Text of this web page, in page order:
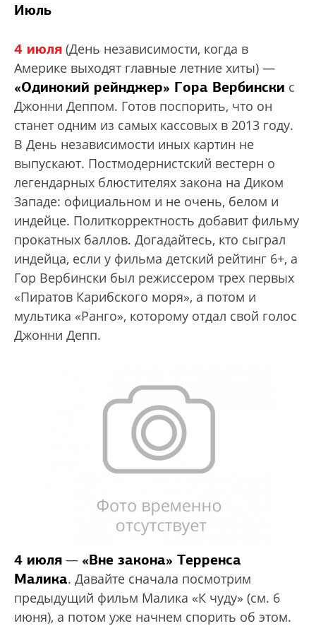
Июль
4 июля (День независимости, когда в
Америке выходят главные летние хиты) —
«Одинокий рейнджер» Гора Вербински с
Джонни Деппом. Готов поспорить, что он
станет одним из самых кассовых в 2013 году.
В День независимости иных картин не
выпускают. Постмодернистский вестерн о
легендарных блюстителях закона на Диком
Западе: официальном и не очень, белом и
индейце. Политкорректность добавит фильму
прокатных баллов. Догадайтесь, кто сыграл
индейца, если у фильма детский рейтинг 6+, а
Гор Вербински был режиссером трех первых
«Пиратов Карибского моря», а потом и
мультика «Ранго», которому отдал свой голос
Джонни Депп.
4 июля — «Вне закона» Терренса
Малика. Давайте сначала посмотрим
предыдущий фильм Малика «К чуду» (см. 6
июня), а потом уже начнем спорить об этом.